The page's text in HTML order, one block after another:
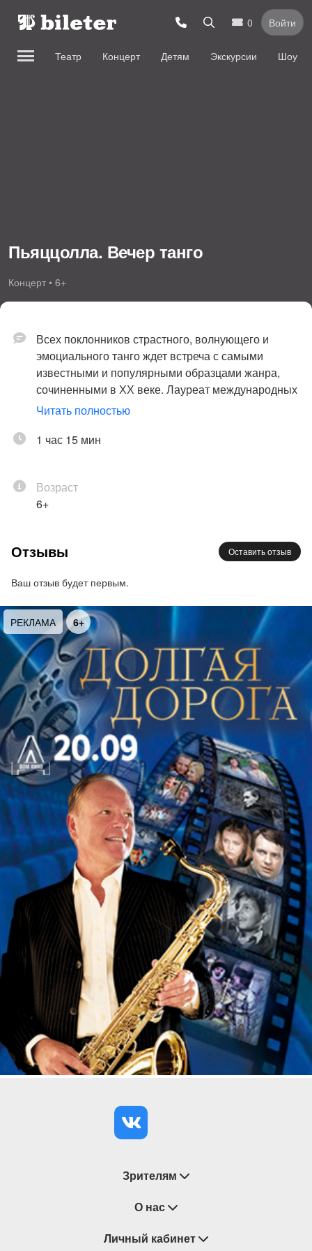
0 Войти
Театр Концерт Детям Экскурсии Шоу
Пьяццолла. Вечер танго
Концерт • 6+
Всех поклонников страстного, волнующего и
эмоциального танго ждет встреча с самыми
известными и популярными образцами жанра,
сочиненными в ХХ веке. Лауреат международных
конкурсовМария Шалгина
Халлаева(фортепиано) подарят публике
слушателей ещё не одно столетие.
Пронзительные и темпераментные композиции в
концерта» не оставят равнодушными ни истинных
ценителей танго, ни тех, кто впервые знакомится с
этим музыкальным стилем.
Анатолий Ломунов (тенор)
лауреат международных конкурсов
Мария
Шалгина(скрипка)
дипломант международного конкурсаЛюдмила
Халлаева(фортепиано)
Юрий Молотилов (баян)
Концерт ведет Екатерина Сергеева
Продолжительность — 1 час 15 минут без
антракта
Читать полностью
1 час 15 мин
Возраст
6+
Отзывы Оставить отзыв
Ваш отзыв будет первым.
РЕКЛАМА 6+
Зрителям
Восстановление билетов
Замена / Отмена / Перенос мероприятий
О нас
О компании
Личный кабинет